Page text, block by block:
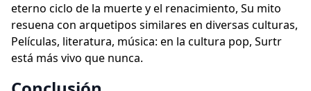
eterno ciclo de la muerte y el renacimiento, Su mito
resuena con arquetipos similares en diversas culturas,
Películas, literatura, música: en la cultura pop, Surtr
está más vivo que nunca.